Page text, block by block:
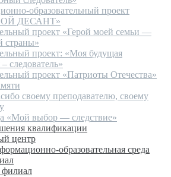
образовательный проект
ДЕСАНТ»
проект «Герой моей семьи —
страны»
проект: «Моя будущая
следователь»
проект «Патриоты Отечества»
своему преподавателю, своему
«Мой выбор — следствие»
квалификации
центр
образовательная среда